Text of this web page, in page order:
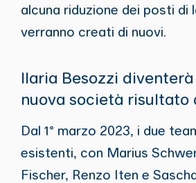
alcuna riduzione dei posti di
verranno creati di nuovi.
Ilaria Besozzi diventerà
nuova società risultato
Dal 1° marzo 2023, i due
esistenti, con Marius
Fischer, Renzo Iten e